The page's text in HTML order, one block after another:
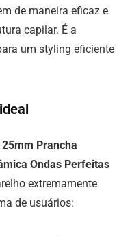
de maneira eficaz e
capilar. É a
um styling eficiente
Prancha
Ondas Perfeitas
extremamente
de usuários: